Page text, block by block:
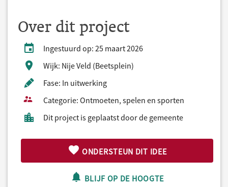
Over dit project
Ingestuurd op: 25 maart 2026
Wijk: Nije Veld (Beetsplein)
Fase: In uitwerking
Categorie: Ontmoeten, spelen en sporten
Dit project is geplaatst door de gemeente
ONDERSTEUN DIT IDEE
BLIJF OP DE HOOGTE